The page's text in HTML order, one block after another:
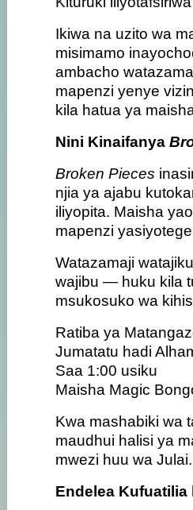
Ikiwa na uzito wa
misimamo
ambacho
mapenzi yenye
kila hatua ya
Nini Kinaifanya
Broken Pieces
njia ya ajabu
iliyopita. Maisha
mapenzi
Watazamaji
wajibu — huku kila
msukosuko wa
Ratiba ya
Jumatatu hadi
Saa 1:00 usiku
Maisha Magic
Kwa mashabiki wa
maudhui halisi ya
mwezi huu wa Julai.
Endelea Kufuatilia